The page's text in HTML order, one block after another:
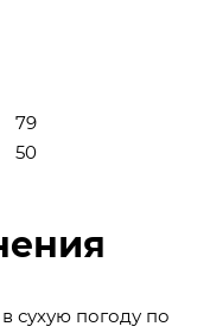
79
50
сухую погоду по